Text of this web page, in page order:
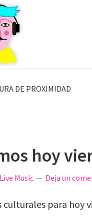
DE PROXIMIDAD
hoy
Music Deja un
culturales para hoy